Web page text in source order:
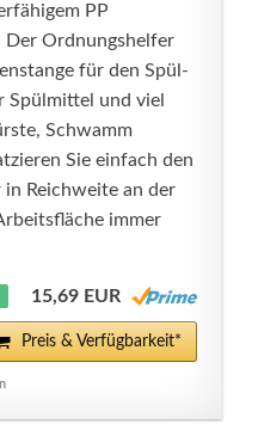
PP
Ordnungshelfer
für den Spül-
Spülmittel und viel
Schwamm
Sie einfach den
Reichweite an der
immer
15,69 EUR
Preis & Verfügbarkeit*